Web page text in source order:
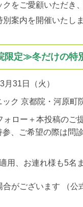
をご愛顧いただき
案内を開催いたしま
限定≫冬だけの特
31日（火）
ク 京都院・河原町
ロー＋本投稿のご
、ご希望の際は問
用、お連れ様も5名
がございます （公